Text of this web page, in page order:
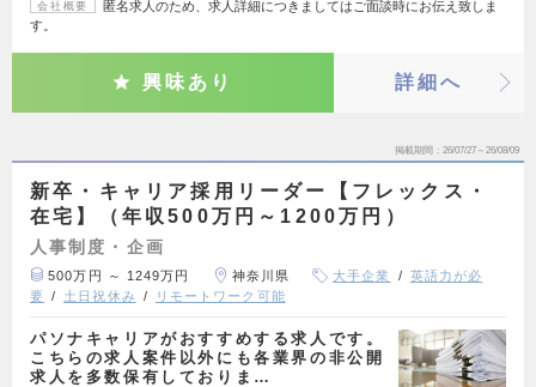
会社概要
匿名求人のため、求人詳細につきましてはご面談時にお伝え致しま
す。
興味あり 詳細へ
掲載期間 26/07/27～26/08/09
新卒・キャリア採用リーダー【フレックス・
在宅】（年収500万円～1200万円）
人事制度・企画
500万円 ～ 1249万円 神奈川県 大手企業
英語力が必
要
土日祝休み リモートワーク可能
パソナキャリアがおすすめする求人です。
こちらの求人案件以外にも各業界の非公開
求人を多数保有しておりま…